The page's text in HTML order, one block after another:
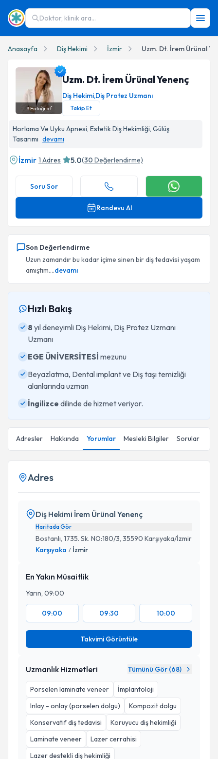
Doktor, klinik ara...
Anasayfa Diş Hekimi İzmir Uzm. Dt. İrem Ürünal
9Fotoğraf
Uzm. Dt. İrem Ürünal Yenenç
Diş Hekimi,Diş Protez Uzmanı
Takip Et
Horlama Ve Uyku Apnesi, Estetik Diş Hekimliği, Gülüş
Tasarımı devamı
İzmir 1 Adres 5.0(30 Değerlendirme)
Soru Sor
Randevu Al
Son Değerlendirme
Uzun zamandır bu kadar içime sinen bir diş tedavisi yaşam
amıştım....devamı
Hızlı Bakış
8 yıl deneyimli Diş Hekimi, Diş Protez Uzmanı
Uzmanı
EGE ÜNİVERSİTESİ mezunu
Beyazlatma, Dental implant ve Diş taşı temizliği
alanlarında uzman
İngilizce dilinde de hizmet veriyor.
Adresler Hakkında Yorumlar Mesleki Bilgiler Sorular
Adres
Diş Hekimi İrem Ürünal Yenenç
Haritada Gör
Bostanlı, 1735. Sk. NO:180/3, 35590 Karşıyaka/İzmir
Karşıyaka / İzmir
En Yakın Müsaitlik
Yarın, 09:00
09:00 09:30 10:00
Takvimi Görüntüle
Uzmanlık Hizmetleri Tümünü Gör (68)
Porselen laminate veneer
İmplantoloji
Inlay - onlay (porselen dolgu)
Kompozit dolgu
Konservatif diş tedavisi
Koruyucu diş hekimliği
Laminate veneer
Lazer cerrahisi
Lazer destekli diş hekimliği